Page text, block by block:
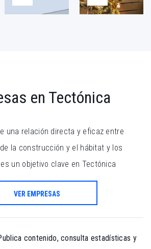
en Tectónica
una relación directa y eficaz entre
la construcción y el hábitat y los
un objetivo clave en Tectónica
VER EMPRESAS
contenido, consulta estadísticas y